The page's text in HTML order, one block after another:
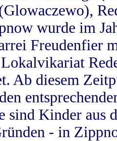
wurde im
Freudenfier
Ab diesem
sind Kinder aus
- in